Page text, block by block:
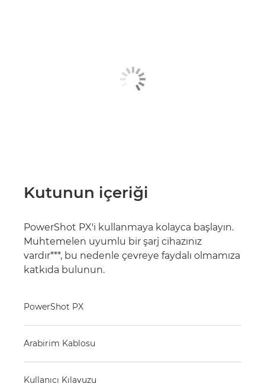
Kutunun içeriği
PowerShot PX'i kullanmaya kolayca başlayın.
Muhtemelen uyumlu bir şarj cihazınız
vardır***, bu nedenle çevreye faydalı olmamıza
katkıda bulunun.
PowerShot PX
Arabirim Kablosu
Kullanıcı Kılavuzu